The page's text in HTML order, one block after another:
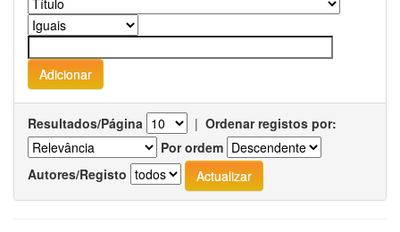
Resultados/Página | Ordenar registos por:
Por ordem
Autores/Registo